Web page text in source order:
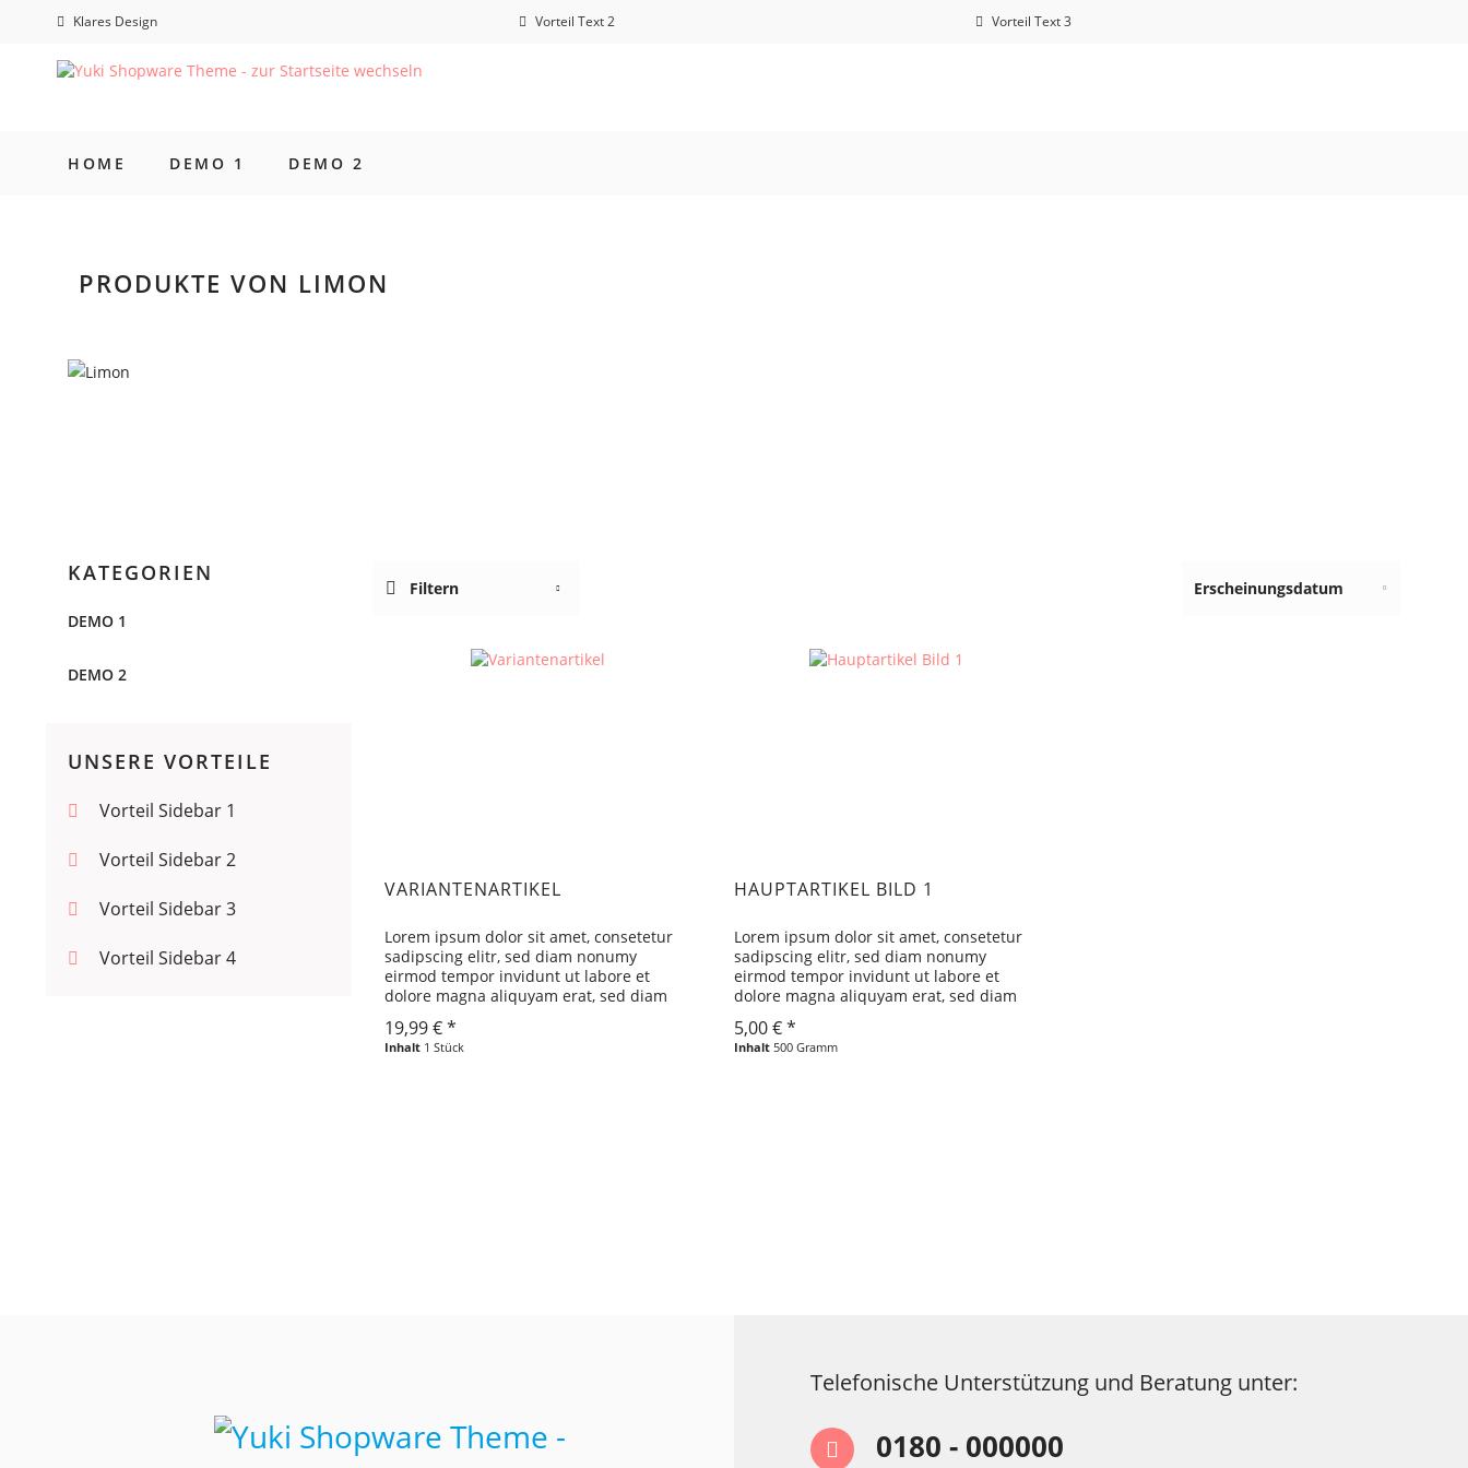
Klares Design Vorteil Text 2 Vorteil Text 3
HOME DEMO 1 DEMO 2
PRODUKTE VON LIMON
KATEGORIEN
DEMO 1
DEMO 2
UNSERE VORTEILE
Vorteil Sidebar 1
Vorteil Sidebar 2
Vorteil Sidebar 3
Vorteil Sidebar 4
Filtern
VARIANTENARTIKEL
Lorem ipsum dolor sit amet, consetetur
sadipscing elitr, sed diam nonumy
eirmod tempor invidunt ut labore et
dolore magna aliquyam erat, sed diam
voluptua. At vero eos et accusam et justo
duo dolores et ea rebum. Stet clita kasd...
Inhalt 1 Stück
19,99 € *
HAUPTARTIKEL BILD 1
Lorem ipsum dolor sit amet, consetetur
sadipscing elitr, sed diam nonumy
eirmod tempor invidunt ut labore et
dolore magna aliquyam erat, sed diam
voluptua. At vero eos et accusam et justo
duo dolores et ea rebum. Stet clita kasd...
Inhalt 500 Gramm
5,00 € *
Telefonische Unterstützung und Beratung unter:
0180 - 000000